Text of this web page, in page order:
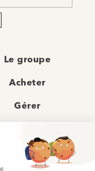
Le groupe
Acheter
Gérer
Avis clients